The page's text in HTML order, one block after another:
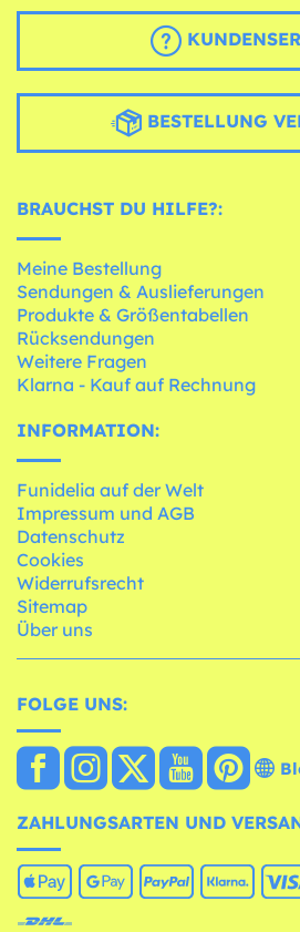
BESTELLUNG
BRAUCHST DU HILFE?:
Meine Bestellung
Sendungen & Auslieferungen
Produkte & Größentabellen
Rücksendungen
Weitere Fragen
Klarna - Kauf auf Rechnung
INFORMATION:
Funidelia auf der Welt
Impressum und AGB
Datenschutz
Cookies
Widerrufsrecht
Sitemap
Über uns
FOLGE UNS:
ZAHLUNGSARTEN UND